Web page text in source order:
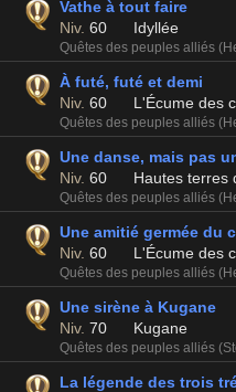
Vathe à tout faire
Niv. 60 Idyllée
Quêtes des peuples alliés
À futé, futé et demi
Niv. 60 L'Écume des
Quêtes des peuples alliés
Une danse, mais pas
Niv. 60 Hautes terres
Quêtes des peuples alliés
Une amitié germée du
Niv. 60 L'Écume des
Quêtes des peuples alliés
Une sirène à Kugane
Niv. 70 Kugane
Quêtes des peuples alliés
La légende des trois